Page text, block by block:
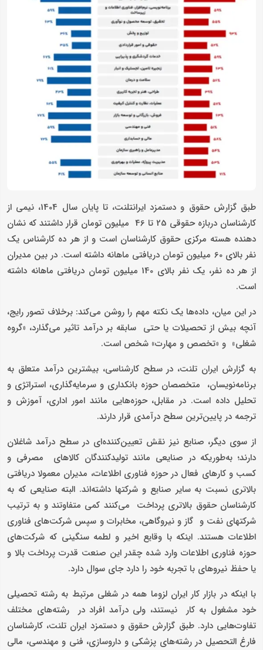
طبق گزارش حقوق و دستمزد ایرانتلنت، تا پایان سال 1404، نیمی از
کارشناسان دربازه حقوقی 25 تا 46 میلیون تومان قرار داشتند که نشان
دهنده هسته مرکزی حقوق کارشناسان است و از هر ده کارشناس یک
نفر بالای 60 میلیون تومان دریافتی ماهانه داشته است. در بین مدیران
از هر ده نفر، یک نفر بالای 140 میلیون تومان دریافتی ماهانه داشته
است.
در این میان، داده‌ها یک نکته مهم را روشن می‌کند: برخلاف تصور رایج،
آنچه بیش از تحصیلات یا حتی سابقه بر درآمد تاثیر می‌گذارد، «گروه
شغلی» و «تخصص و مهارت» شخص است.
به گزارش ایران تلنت، در سطح کارشناسی، بیشترین درآمد متعلق به
برنامه‌نویسان، متخصصان حوزه بانکداری و سرمایه‌گذاری، استراتژی و
تحلیل داده است. در مقابل، حوزه‌هایی مانند امور اداری، آموزش و
ترجمه در پایین‌ترین سطح درآمدی قرار دارند.
از سوی دیگر، صنایع نیز نقش تعیین‌کننده‌ای در سطح درآمد شاغلان
دارند؛ به‌طوریکه در صنایعی مانند تولیدکنندگان کالاهای مصرفی و
کسب و کارهای فعال در حوزه فناوری اطلاعات، مدیران معمولا دریافتی
بالاتری نسبت به سایر صنایع و شرکتها داشته‌اند. البته صنایعی که به
کارشناسان حقوق بالاتری پرداخت می‌کنند کمی متفاوتند و به ترتیب
شرکتهای نفت و گاز و نیروگاهی، مخابرات و سپس شرکت‌های فناوری
اطلاعات هستند. اینکه با وقایع اخیر و لطمه سنگینی که شرکت‌های
حوزه فناوری اطلاعات وارد شده چقدر این صنعت قدرت پرداخت بالا و
یا حفظ نیروهای با تجربه خود را دارد جای سوال دارد.
با اینکه در بازار کار ایران لزوما همه در شغلی مرتبط به رشته تحصیلی
خود مشغول به کار نیستند، ولی درآمد افراد در رشته‌های مختلف
تفاوت‌هایی دارد. طبق گزارش حقوق و دستمزد ایران تلنت، کارشناسان
فارغ التحصیل در رشته‌های پزشکی و داروسازی، فنی و مهندسی، مالی